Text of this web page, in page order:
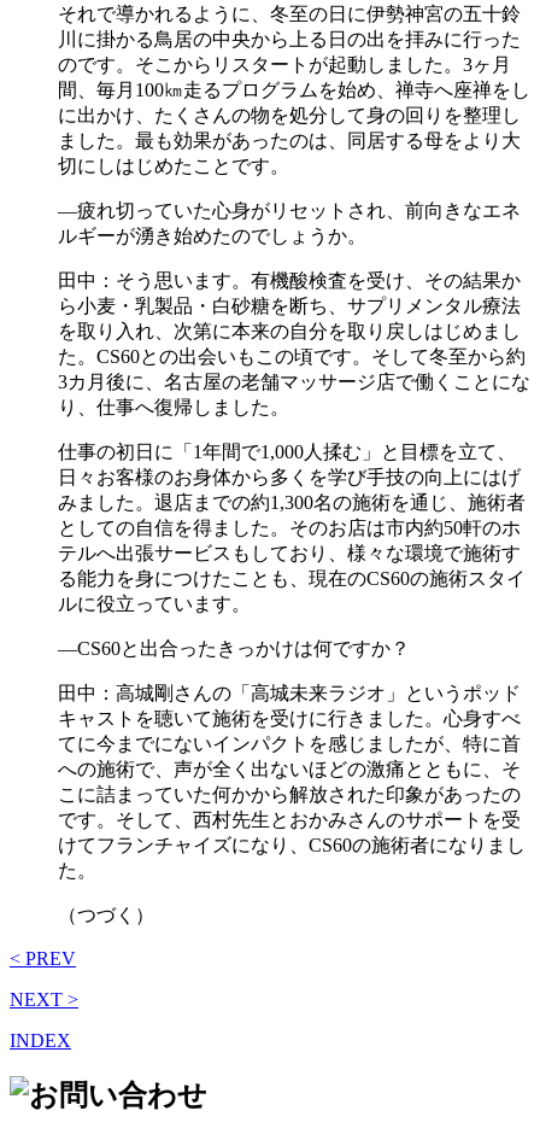
それで導かれるように、冬至の日に伊勢神宮の五十鈴
川に掛かる鳥居の中央から上る日の出を拝みに行った
のです。そこからリスタートが起動しました。3ヶ月
間、毎月100㎞走るプログラムを始め、禅寺へ座禅をし
に出かけ、たくさんの物を処分して身の回りを整理し
ました。最も効果があったのは、同居する母をより大
切にしはじめたことです。
―疲れ切っていた心身がリセットされ、前向きなエネ
ルギーが湧き始めたのでしょうか。
田中：そう思います。有機酸検査を受け、その結果か
ら小麦・乳製品・白砂糖を断ち、サプリメンタル療法
を取り入れ、次第に本来の自分を取り戻しはじめまし
た。CS60との出会いもこの頃です。そして冬至から約
3カ月後に、名古屋の老舗マッサージ店で働くことにな
り、仕事へ復帰しました。
仕事の初日に「1年間で1,000人揉む」と目標を立て、
日々お客様のお身体から多くを学び手技の向上にはげ
みました。退店までの約1,300名の施術を通じ、施術者
としての自信を得ました。そのお店は市内約50軒のホ
テルへ出張サービスもしており、様々な環境で施術す
る能力を身につけたことも、現在のCS60の施術スタイ
ルに役立っています。
―CS60と出合ったきっかけは何ですか？
田中：高城剛さんの「高城未来ラジオ」というポッド
キャストを聴いて施術を受けに行きました。心身すべ
てに今までにないインパクトを感じましたが、特に首
への施術で、声が全く出ないほどの激痛とともに、そ
こに詰まっていた何かから解放された印象があったの
です。そして、西村先生とおかみさんのサポートを受
けてフランチャイズになり、CS60の施術者になりまし
た。
（つづく）
< PREV
NEXT >
INDEX